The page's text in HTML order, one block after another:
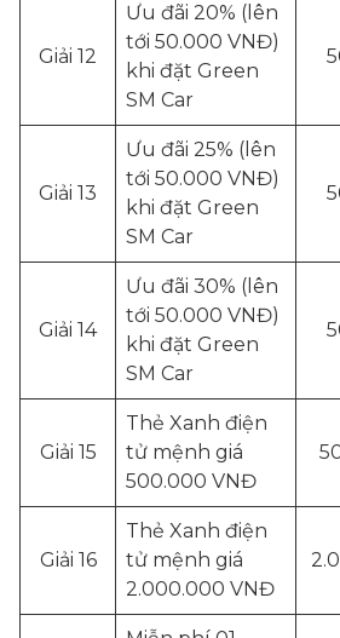
Giải 12
Ưu đãi 20% (lên
tới 50.000 VNĐ)
khi đặt Green
SM Car
Giải 13
Ưu đãi 25% (lên
tới 50.000 VNĐ)
khi đặt Green
SM Car
Giải 14
Ưu đãi 30% (lên
tới 50.000 VNĐ)
khi đặt Green
SM Car
Giải 15
Thẻ Xanh điện
tử mệnh giá
500.000 VNĐ
Giải 16
Thẻ Xanh điện
tử mệnh giá
2.000.000 VNĐ